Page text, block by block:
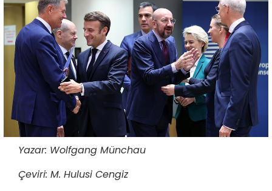
Yazar: Wolfgang Münchau
Çeviri: M. Hulusi Cengiz